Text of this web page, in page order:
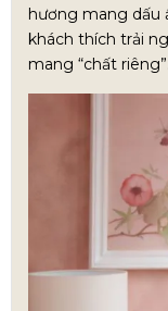
hương mang dấu
khách thích trải
mang “chất riêng”.